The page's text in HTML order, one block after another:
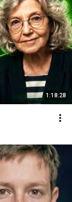
1:18:28